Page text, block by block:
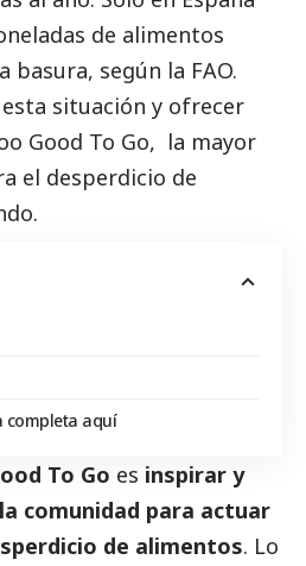
de alimentos
basura, según la FAO.
situación y ofrecer
Good To Go, la mayor
el desperdicio de
completa aquí
To Go es inspirar y
comunidad para actuar
de alimentos. Lo